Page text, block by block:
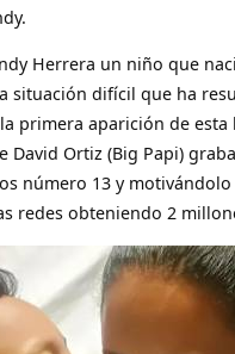
Herrera un niño que
situación difícil que ha
primera aparición de esta
David Ortiz (Big Papi)
número 13 y motivándolo
redes obteniendo 2